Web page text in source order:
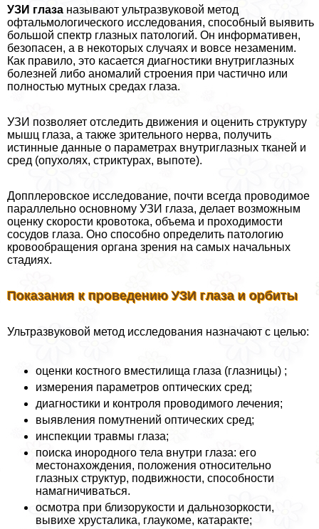
УЗИ глаза называют ультразвуковой метод
офтальмологического исследования, способный выявить
большой спектр глазных патологий. Он информативен,
безопасен, а в некоторых случаях и вовсе незаменим.
Как правило, это касается диагностики внутриглазных
болезней либо аномалий строения при частично или
полностью мутных средах глаза.
УЗИ позволяет отследить движения и оценить структуру
мышц глаза, а также зрительного нерва, получить
истинные данные о параметрах внутриглазных тканей и
сред (опухолях, стриктурах, выпоте).
Допплеровское исследование, почти всегда проводимое
параллельно основному УЗИ глаза, делает возможным
оценку скорости кровотока, объема и проходимости
сосудов глаза. Оно способно определить патологию
кровообращения органа зрения на самых начальных
стадиях.
Показания к проведению УЗИ глаза и орбиты
Ультразвуковой метод исследования назначают с целью:
оценки костного вместилища глаза (глазницы) ;
измерения параметров оптических сред;
диагностики и контроля проводимого лечения;
выявления помутнений оптических сред;
инспекции травмы глаза;
поиска инородного тела внутри глаза: его
местонахождения, положения относительно
глазных структур, подвижности, способности
намагничиваться.
осмотра при близорукости и дальнозоркости,
вывихе хрусталика, глаукоме, катаpaкте;